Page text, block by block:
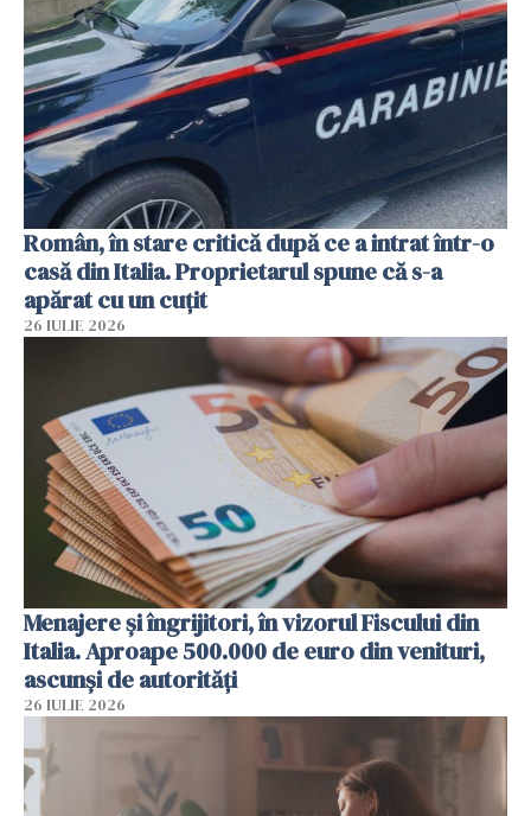
Român, în stare critică după ce a intrat într-o
casă din Italia. Proprietarul spune că s-a
apărat cu un cuțit
26 IULIE 2026
Menajere și îngrijitori, în vizorul Fiscului din
Italia. Aproape 500.000 de euro din venituri,
ascunși de autorități
26 IULIE 2026